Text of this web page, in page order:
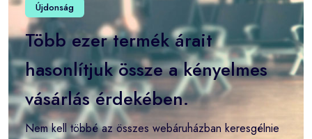
Újdonság
Több ezer termék árait
hasonlítjuk össze a kényelmes
vásárlás érdekében.
Nem kell többé az összes webáruházban keresgélnie